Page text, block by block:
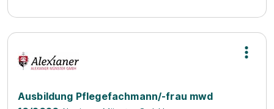
Ausbildung Pflegefachmann/-frau mwd